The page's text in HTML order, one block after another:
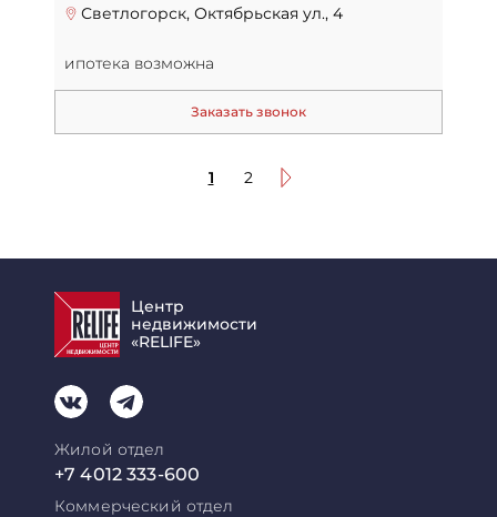
Светлогорск, Октябрьская ул., 4
ипотека возможна
Заказать звонок
1 2
Центр
недвижимости
«RELIFE»
Жилой отдел
+7 4012 333-600
Коммерческий отдел